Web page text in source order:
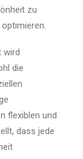
zu
wird
die
flexiblen und
dass jede